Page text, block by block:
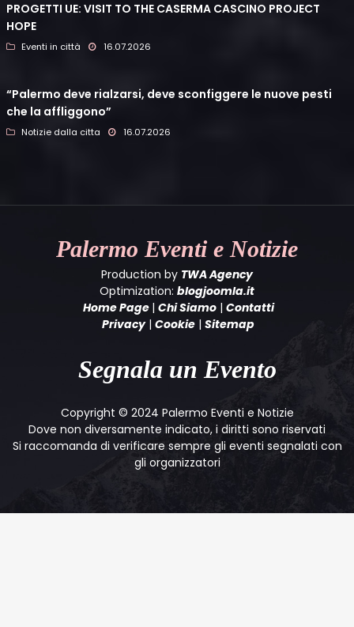
PROGETTI UE: VISIT TO THE CASERMA CASCINO PROJECT
HOPE
Eventi in città 16.07.2026
“Palermo deve rialzarsi, deve sconfiggere le nuove pesti
che la affliggono”
Notizie dalla citta 16.07.2026
Palermo Eventi e Notizie
Production by TWA Agency
Optimization: blogjoomla.it
Home Page | Chi Siamo| Contatti
Privacy| Cookie | Sitemap
Segnala un Evento
Copyright © 2024 Palermo Eventi e Notizie
Dove non diversamente indicato, i diritti sono riservati
Si raccomanda di verificare sempre gli eventi segnalati con
gli organizzatori